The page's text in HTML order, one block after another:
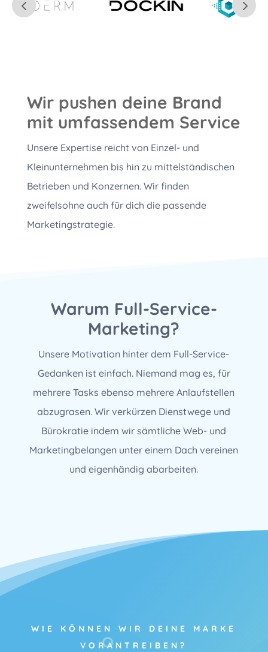
Wir pushen deine Brand
mit umfassendem Service
Unsere Expertise reicht von Einzel- und
Kleinunternehmen bis hin zu mittelständischen
Betrieben und Konzernen. Wir finden
zweifelsohne auch für dich die passende
Marketingstrategie.
Warum Full-Service-
Marketing?
Unsere Motivation hinter dem Full-Service-
Gedanken ist einfach. Niemand mag es, für
mehrere Tasks ebenso mehrere Anlaufstellen
abzugrasen. Wir verkürzen Dienstwege und
Bürokratie indem wir sämtliche Web- und
Marketingbelangen unter einem Dach vereinen
und eigenhändig abarbeiten.
WIE KÖNNEN WIR DEINE MARKE
VORANTREIBEN?